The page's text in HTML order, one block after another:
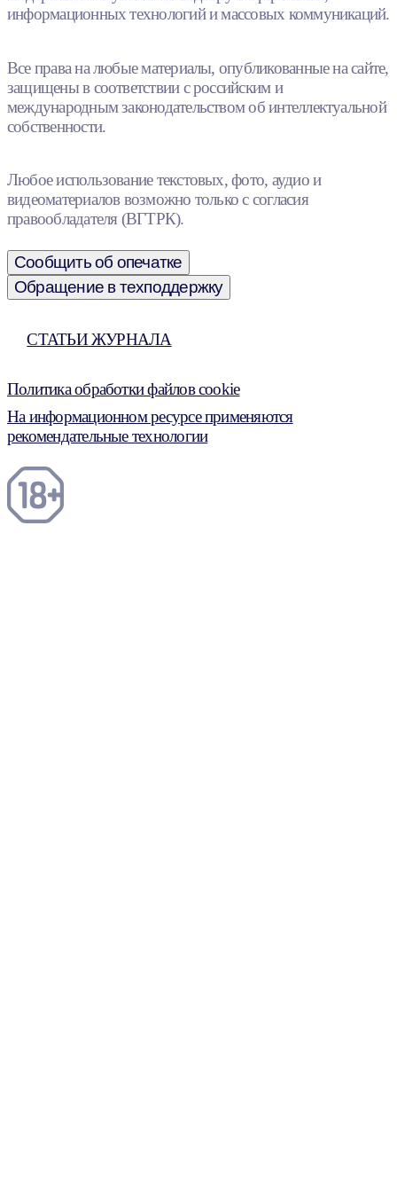
информационных технологий и массовых коммуникаций.
Все права на любые материалы, опубликованные на сайте,
защищены в соответствии с российским и
международным законодательством об интеллектуальной
собственности.
Любое использование текстовых, фото, аудио и
видеоматериалов возможно только с согласия
правообладателя (ВГТРК).
Сообщить об опечатке
Обращение в техподдержку
СТАТЬИ ЖУРНАЛА
Политика обработки файлов cookie
На информационном ресурсе применяются
рекомендательные технологии